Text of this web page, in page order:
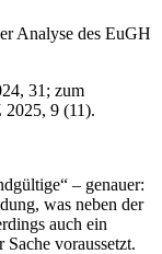
Analyse des EuGH
31; zum
2025, 9 (11).
– genauer:
was neben der
auch ein
voraussetzt.